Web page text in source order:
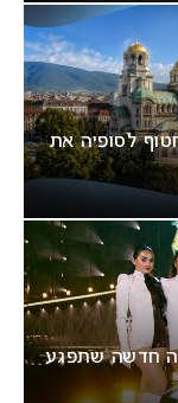
בדרך לחטוף לסופיה את
הצבעה חדשה שתפגע